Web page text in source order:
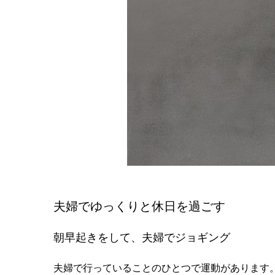
夫婦でゆっくりと休日を過ごす
朝早起きをして、夫婦でジョギング
夫婦で行っていることのひとつで運動があります